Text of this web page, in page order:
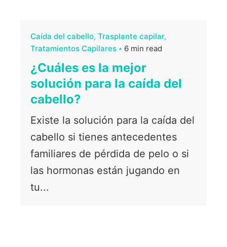
Caída del cabello Trasplante capilar
Tratamientos Capilares
6 min read
¿Cuáles es la mejor
solución para la caída del
cabello?
Existe la solución para la caída del
cabello si tienes antecedentes
familiares de pérdida de pelo o si
las hormonas están jugando en
tu...